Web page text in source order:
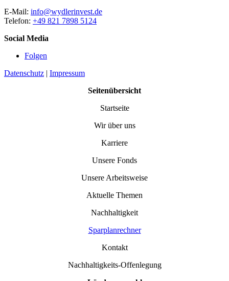
E-Mail: info@wydlerinvest.de
Telefon: +49 821 7898 5124
Social Media
Folgen
Datenschutz | Impressum
Seitenübersicht
Startseite
Wir über uns
Karriere
Unsere Fonds
Unsere Arbeitsweise
Aktuelle Themen
Nachhaltigkeit
Sparplanrechner
Kontakt
Nachhaltigkeits-Offenlegung